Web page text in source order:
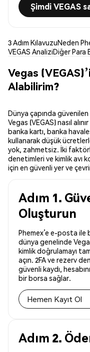
Şimdi VEGAS
3 Adım KılavuzuNeden
VEGAS AnaliziDiğer Para
Vegas
Alabilirim?
Dünya çapında
Vegas (VEGAS) nasıl
banka kartı, banka
kullanarak düşük
yok, zahmetsiz. İki
denetimleri ve kimlik avı
için en güvenli yer ve
Adım 1.
Oluşturun
Phemex’e e-posta ile
dünya genelinde
kimlik doğrulamayı
açın. 2FA ve rezerv
güvenli kaydı,
bir borsa sağlar.
Hemen Kayıt Ol
Adım 2.